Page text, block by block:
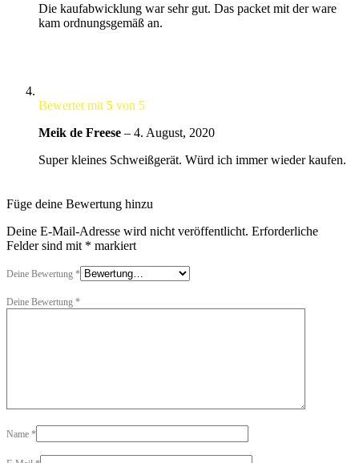
Die kaufabwicklung war sehr gut. Das packet mit der ware
kam ordnungsgemäß an.
Bewertet mit 5 von 5
Meik de Freese – 4. August, 2020
Super kleines Schweißgerät. Würd ich immer wieder kaufen.
Füge deine Bewertung hinzu
Deine E-Mail-Adresse wird nicht veröffentlicht. Erforderliche
Felder sind mit * markiert
Deine Bewertung *
Deine Bewertung *
Name *